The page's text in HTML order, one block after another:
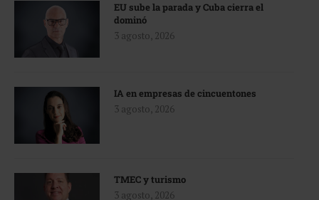
EU sube la parada y Cuba cierra el
dominó
3 agosto, 2026
IA en empresas de cincuentones
3 agosto, 2026
TMEC y turismo
3 agosto, 2026